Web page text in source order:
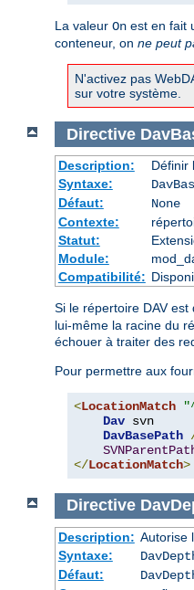
La valeur On est en fait
conteneur, on ne peut
N'activez pas
sur votre système.
Directive
Description:
Définir
Syntaxe:
Défaut:
None
Contexte:
Statut:
Module:
Compatibilité:
Si le répertoire DAV
lui-même la racine du
échouer à traiter des
Pour permettre aux
<LocationMatch
Dav svn
DavBasePath
</LocationMatch>
Directive
Description: Autorise
Syntaxe:
Défaut: